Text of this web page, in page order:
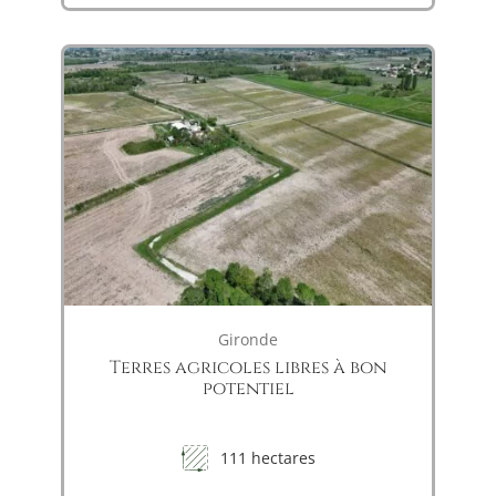
Gironde
Terres agricoles libres à bon
potentiel
111 hectares